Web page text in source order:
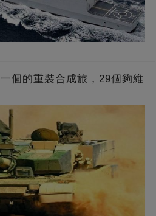
個的重裝合成旅，29個夠維